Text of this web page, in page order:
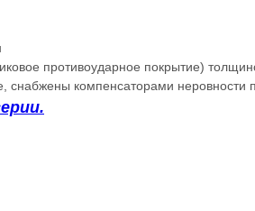
противоударное покрытие)
снабжены компенсаторами неровности